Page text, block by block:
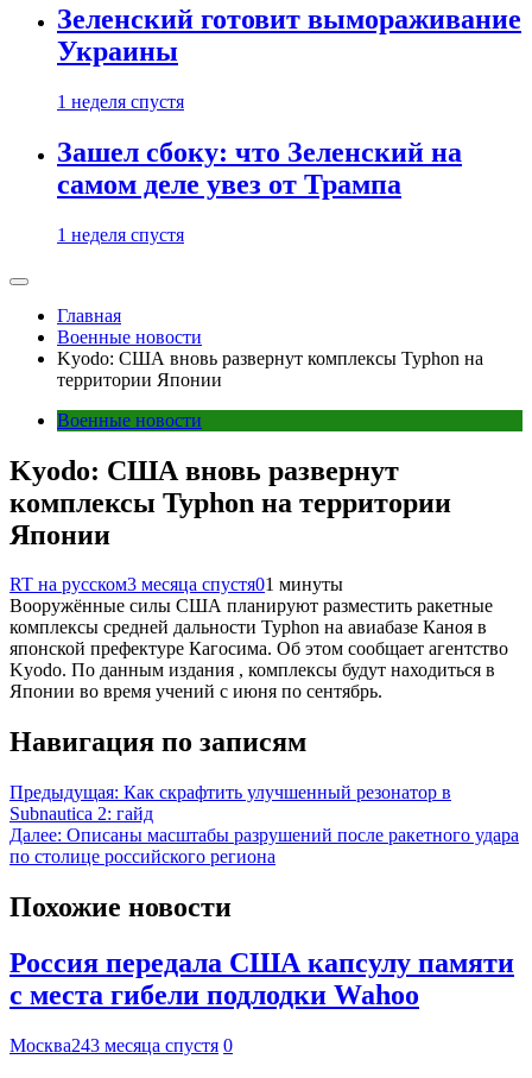
Зеленский готовит вымораживание
Украины
1 неделя спустя
Зашел сбоку: что Зеленский на
самом деле увез от Трампа
1 неделя спустя
Главная
Военные новости
Kyodo: США вновь развернут комплексы Typhon на
территории Японии
Военные новости
Kyodo: США вновь развернут
комплексы Typhon на территории
Японии
RT на русском3 месяца спустя01 минуты
Вооружённые силы США планируют разместить ракетные
комплексы средней дальности Typhon на авиабазе Каноя в
японской префектуре Кагосима. Об этом сообщает агентство
Kyodo. По данным издания , комплексы будут находиться в
Японии во время учений с июня по сентябрь.
Навигация по записям
Предыдущая: Как скрафтить улучшенный резонатор в
Subnautica 2: гайд
Далее: Описаны масштабы разрушений после ракетного удара
по столице российского региона
Похожие новости
Россия передала США капсулу памяти
с места гибели подлодки Wahoo
Москва243 месяца спустя 0